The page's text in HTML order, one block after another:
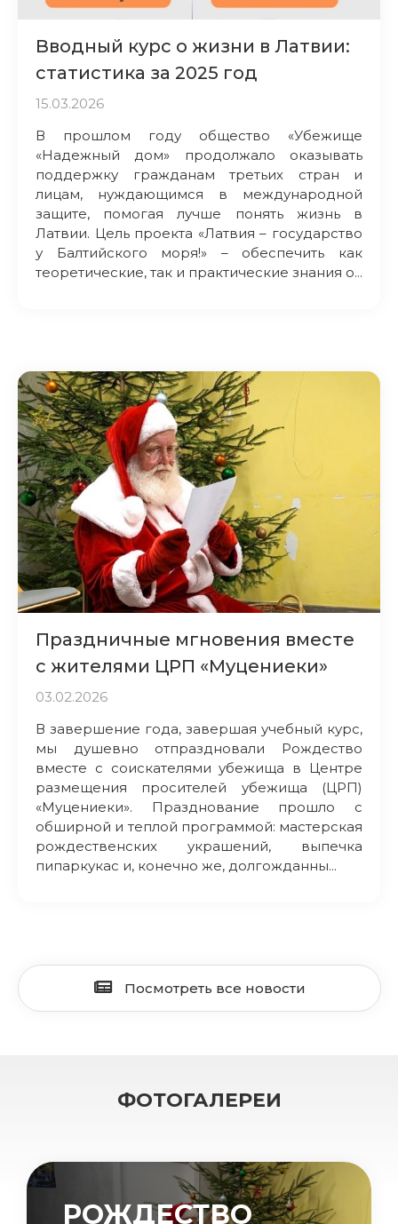
Вводный курс о жизни в Латвии:
статистика за 2025 год
15.03.2026
В прошлом году общество «Убежище
«Надежный дом» продолжало оказывать
поддержку гражданам третьих стран и
лицам, нуждающимся в международной
защите, помогая лучше понять жизнь в
Латвии. Цель проекта «Латвия – государство
у Балтийского моря!» – обеспечить как
теоретические, так и практические знания о...
Праздничные мгновения вместе
с жителями ЦРП «Муцениеки»
03.02.2026
В завершение года, завершая учебный курс,
мы душевно отпраздновали Рождество
вместе с соискателями убежища в Центре
размещения просителей убежища (ЦРП)
«Муцениеки». Празднование прошло с
обширной и теплой программой: мастерская
рождественских украшений, выпечка
пипаркукас и, конечно же, долгожданны...
Посмотреть все новости
ФОТОГАЛЕРЕИ
РОЖДЕСТВО